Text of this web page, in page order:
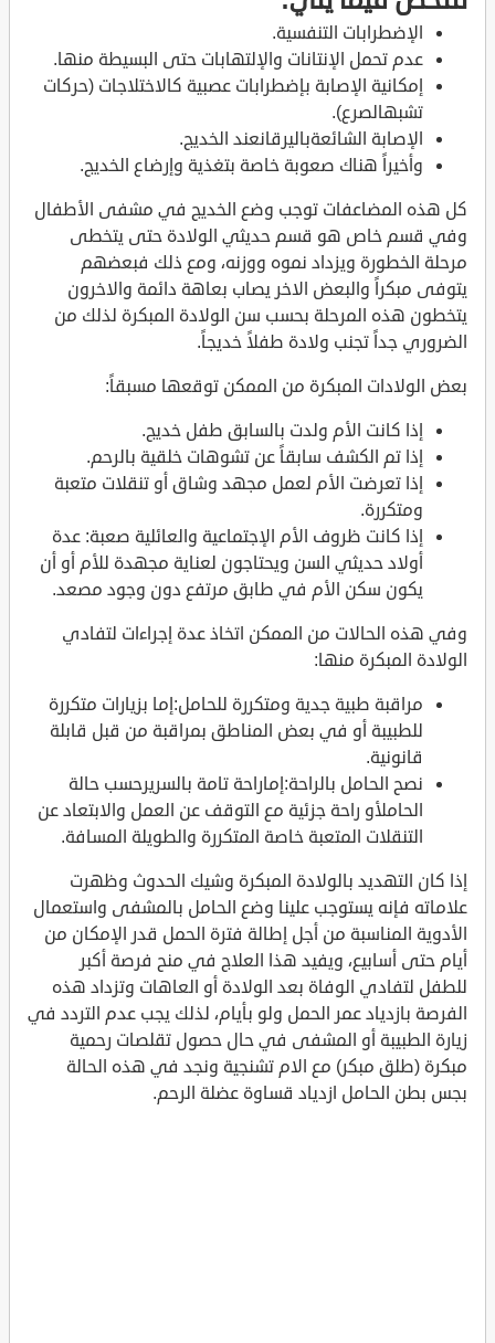
الإضطرابات التنفسية.
عدم تحمل الإنتانات والإلتهابات حتى البسيطة منها.
إمكانية الإصابة بإضطرابات عصبية كالاختلاجات (حركات
تشبهالصرع).
الإصابة الشائعةباليرقانعند الخديج.
وأخيراً هناك صعوبة خاصة بتغذية وإرضاع الخديج.
كل هذه المضاعفات توجب وضع الخديج في مشفى الأطفال
وفي قسم خاص هو قسم حديثي الولادة حتى يتخطى
مرحلة الخطورة ويزداد نموه ووزنه، ومع ذلك فبعضهم
يتوفى مبكراً والبعض الاخر يصاب بعاهة دائمة والاخرون
يتخطون هذه المرحلة بحسب سن الولادة المبكرة لذلك من
الضروري جداً تجنب ولادة طفلاً خديجاً.
بعض الولادات المبكرة من الممكن توقعها مسبقاً:
إذا كانت الأم ولدت بالسابق طفل خديج.
إذا تم الكشف سابقاً عن تشوهات خلقية بالرحم.
إذا تعرضت الأم لعمل مجهد وشاق أو تنقلات متعبة
ومتكررة.
إذا كانت ظروف الأم الإجتماعية والعائلية صعبة: عدة
أولاد حديثي السن ويحتاجون لعناية مجهدة للأم أو أن
يكون سكن الأم في طابق مرتفع دون وجود مصعد.
وفي هذه الحالات من الممكن اتخاذ عدة إجراءات لتفادي
الولادة المبكرة منها:
مراقبة طبية جدية ومتكررة للحامل:إما بزيارات متكررة
للطبيبة أو في بعض المناطق بمراقبة من قبل قابلة
قانونية.
نصح الحامل بالراحة:إماراحة تامة بالسريرحسب حالة
الحاملأو راحة جزئية مع التوقف عن العمل والابتعاد عن
التنقلات المتعبة خاصة المتكررة والطويلة المسافة.
إذا كان التهديد بالولادة المبكرة وشيك الحدوث وظهرت
علاماته فإنه يستوجب علينا وضع الحامل بالمشفى واستعمال
الأدوية المناسبة من أجل إطالة فترة الحمل قدر الإمكان من
أيام حتى أسابيع، ويفيد هذا العلاج في منح فرصة أكبر
للطفل لتفادي الوفاة بعد الولادة أو العاهات وتزداد هذه
الفرصة بازدياد عمر الحمل ولو بأيام، لذلك يجب عدم التردد في
زيارة الطبيبة أو المشفى في حال حصول تقلصات رحمية
مبكرة (طلق مبكر) مع الام تشنجية ونجد في هذه الحالة
بجس بطن الحامل ازدياد قساوة عضلة الرحم.